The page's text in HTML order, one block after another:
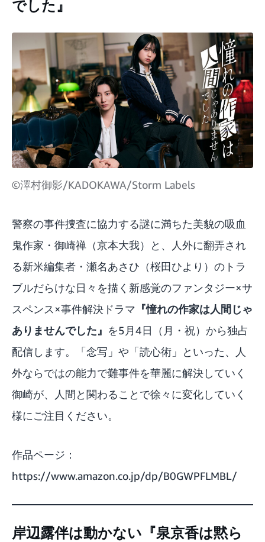
でした』
©澤村御影/KADOKAWA/Storm Labels
警察の事件捜査に協力する謎に満ちた美貌の吸血
鬼作家・御崎禅（京本大我）と、人外に翻弄され
る新米編集者・瀬名あさひ（桜田ひより）のトラ
ブルだらけな日々を描く新感覚のファンタジー×サ
スペンス×事件解決ドラマ 『憧れの作家は人間じゃ
ありませんでした』 を5月4日（月・祝）から独占
配信します。「念写」や「読心術」といった、人
外ならではの能力で難事件を華麗に解決していく
御崎が、人間と関わることで徐々に変化していく
様にご注目ください。
作品ページ：
https://www.amazon.co.jp/dp/B0GWPFLMBL/
岸辺露伴は動かない『泉京香は黙ら